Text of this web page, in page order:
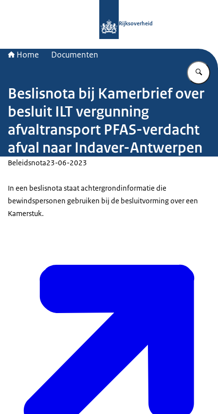
Rijksoverheid
Home Documenten
Beslisnota bij Kamerbrief over
besluit ILT vergunning
afvaltransport PFAS-verdacht
afval naar Indaver-Antwerpen
Beleidsnota23-06-2023
In een beslisnota staat achtergrondinformatie die
bewindspersonen gebruiken bij de besluitvorming over een
Kamerstuk.